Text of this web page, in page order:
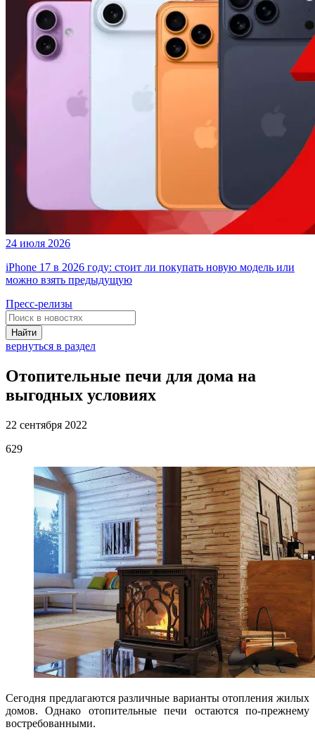
24 июля 2026
iPhone 17 в 2026 году: стоит ли покупать новую модель или
можно взять предыдущую
Пресс-релизы
Найти
вернуться в раздел
Отопительные печи для дома на
выгодных условиях
22 сентября 2022
629
Сегодня предлагаются различные варианты отопления жилых
домов. Однако отопительные печи остаются по-прежнему
востребованными.